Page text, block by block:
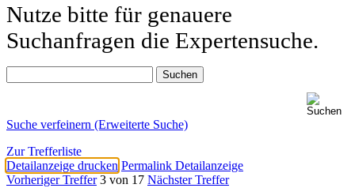
Nutze bitte für genauere
Suchanfragen die Expertensuche.
Suche verfeinern (Erweiterte Suche)
Zur Trefferliste
Detailanzeige drucken Permalink Detailanzeige
Vorheriger Treffer 3 von 17 Nächster Treffer